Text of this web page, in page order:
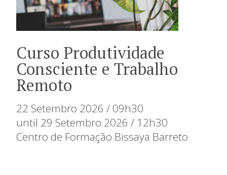
Curso Produtividade
Consciente e Trabalho
Remoto
22 Setembro 2026 / 09h30
until 29 Setembro 2026 / 12h30
Centro de Formação Bissaya Barreto